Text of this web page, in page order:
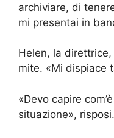
archiviare, di
mi presentai in
Helen, la
mite. «Mi dispiace
«Devo capire
situazione»,